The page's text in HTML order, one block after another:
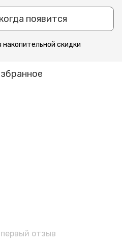
появится
скидки
отзыв